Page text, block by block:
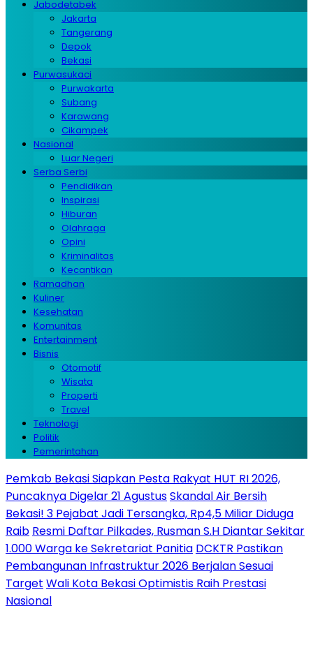
Jabodetabek
Jakarta
Tangerang
Depok
Bekasi
Purwasukaci
Purwakarta
Subang
Karawang
Cikampek
Nasional
Luar Negeri
Serba Serbi
Pendidikan
Inspirasi
Hiburan
Olahraga
Opini
Kriminalitas
Kecantikan
Ramadhan
Kuliner
Kesehatan
Komunitas
Entertainment
Bisnis
Otomotif
Wisata
Properti
Travel
Teknologi
Politik
Pemerintahan
Pemkab Bekasi Siapkan Pesta Rakyat HUT RI 2026,
Puncaknya Digelar 21 AgustusSkandal Air Bersih
Bekasi! 3 Pejabat Jadi Tersangka, Rp4,5 Miliar Diduga
Raib Resmi Daftar Pilkades, Rusman S.H Diantar Sekitar
1.000 Warga ke Sekretariat Panitia DCKTR Pastikan
Pembangunan Infrastruktur 2026 Berjalan Sesuai
Target Wali Kota Bekasi Optimistis Raih Prestasi
Nasional